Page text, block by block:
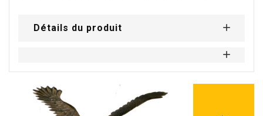
Détails du produit